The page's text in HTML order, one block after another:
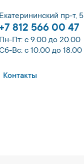
Екатерининский пр-т, 5
812 566 00 47
Пн-Пт: с 9.00 до 20.00
Вс: с 10.00 до 18.00
Контакты